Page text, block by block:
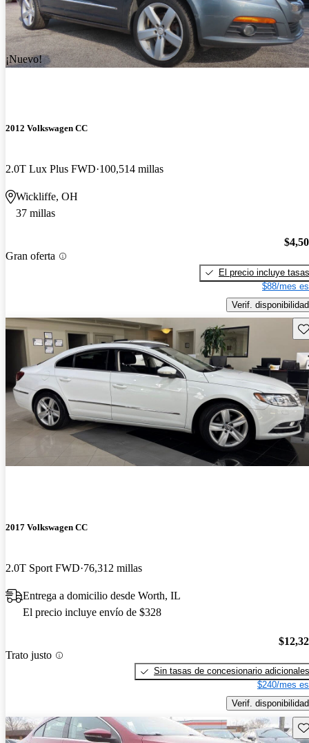
¡Nuevo!
2012 Volkswagen CC
2.0T Lux Plus FWD 100,514 millas
Wickliffe, OH
37 millas
Gran oferta
El precio incluye tasas
$88/mes
Verif. disponibilidad
2017 Volkswagen CC
2.0T Sport FWD 76,312 millas
Entrega a domicilio desde Worth, IL
El precio incluye envío de $328
Trato justo
Sin tasas de concesionario adicionales
$240/mes
Verif. disponibilidad